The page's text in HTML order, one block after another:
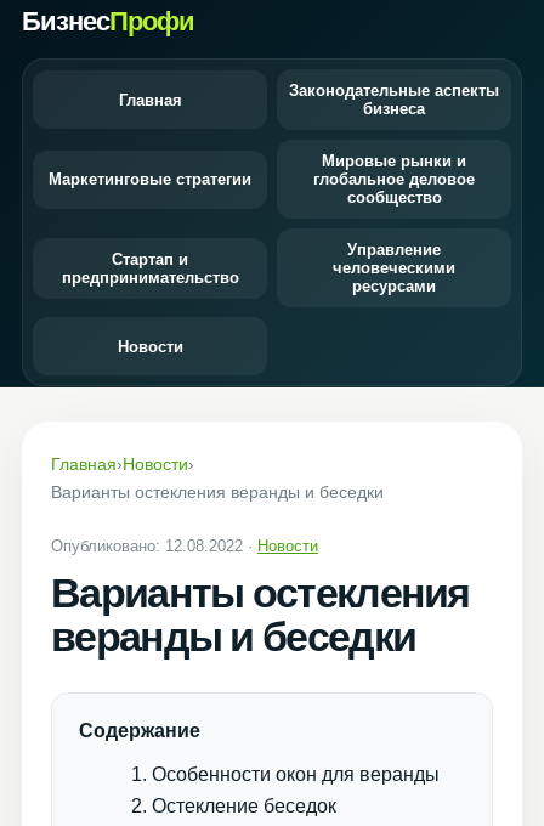
БизнесПрофи
Главная
Законодательные аспекты
бизнеса
Маркетинговые стратегии
Мировые рынки и
глобальное деловое
сообщество
Стартап и
предпринимательство
Управление
человеческими
ресурсами
Новости
Главная›Новости›
Варианты остекления веранды и беседки
Опубликовано: 12.08.2022 · Новости
Варианты остекления
веранды и беседки
Содержание
Особенности окон для веранды
Остекление беседок